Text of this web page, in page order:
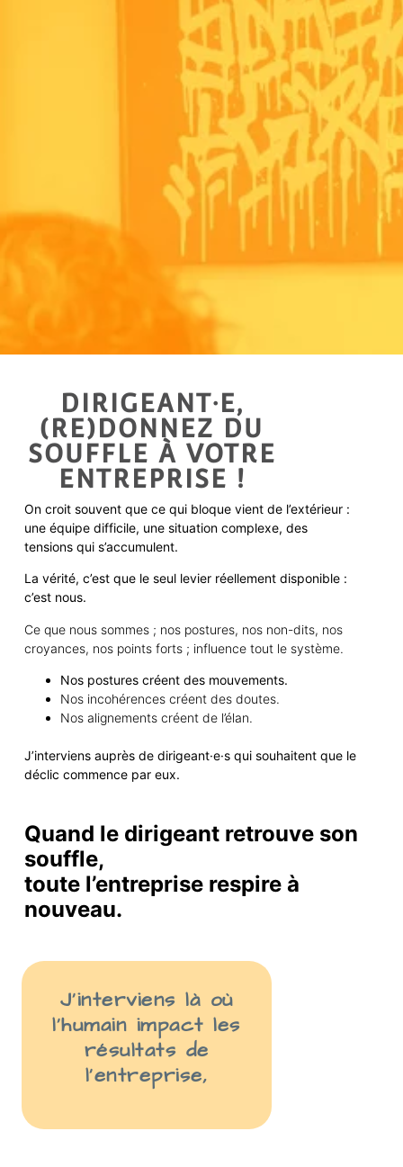
J’interviens là où
l’humain impact les
résultats de
l’entreprise,
DIRIGEANT·E,
(RE)DONNEZ DU
SOUFFLE À VOTRE
ENTREPRISE !
On croit souvent que ce qui bloque vient de l’extérieur :
une équipe difficile, une situation complexe, des
tensions qui s’accumulent.
La vérité, c’est que le seul levier réellement disponible :
c’est nous.
Ce que nous sommes ; nos postures, nos non-dits, nos
croyances, nos points forts ; influence tout le système.
Nos postures créent des mouvements.
Nos incohérences créent des doutes.
Nos alignements créent de l’élan.
J’interviens auprès de dirigeant·e·squi souhaitent que le
déclic commence par eux.
Quand le dirigeant retrouve son
souffle,
toute l’entreprise respire à
nouveau.